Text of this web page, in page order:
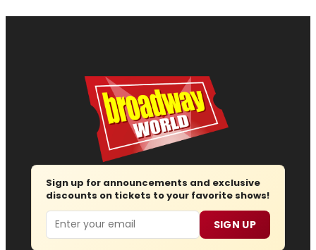
Sign up for announcements and exclusive
discounts on tickets to your favorite shows!
Email SIGN UP